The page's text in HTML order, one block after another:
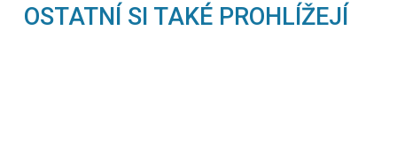
OSTATNÍ SI TAKÉ PROHLÍŽEJÍ